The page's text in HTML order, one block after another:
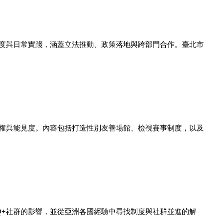
日常實踐，涵蓋立法推動、政策落地與跨部門合作。臺北市
能見度。內容包括打造性別友善場館、檢視賽事制度，以及
社群的影響，並從亞洲各國經驗中尋找制度與社群並進的解